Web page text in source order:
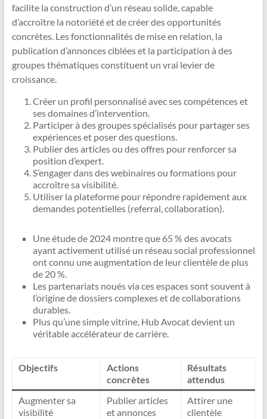
facilite la construction d’un réseau solide, capable
d’accroître la notoriété et de créer des opportunités
concrètes. Les fonctionnalités de mise en relation, la
publication d’annonces ciblées et la participation à des
groupes thématiques constituent un vrai levier de
croissance.
Créer un profil personnalisé avec ses compétences et
ses domaines d’intervention.
Participer à des groupes spécialisés pour partager ses
expériences et poser des questions.
Publier des articles ou des offres pour renforcer sa
position d’expert.
S’engager dans des webinaires ou formations pour
accroître sa visibilité.
Utiliser la plateforme pour répondre rapidement aux
demandes potentielles (referral, collaboration).
Une étude de 2024 montre que 65 % des avocats
ayant activement utilisé un réseau social professionnel
ont connu une augmentation de leur clientèle de plus
de 20 %.
Les partenariats noués via ces espaces sont souvent à
l’origine de dossiers complexes et de collaborations
durables.
Plus qu’une simple vitrine, Hub Avocat devient un
véritable accélérateur de carrière.
Objectifs
Actions
concrètes
Résultats
attendus
Augmenter sa
visibilité
Publier articles
et annonces
Attirer une
clientèle